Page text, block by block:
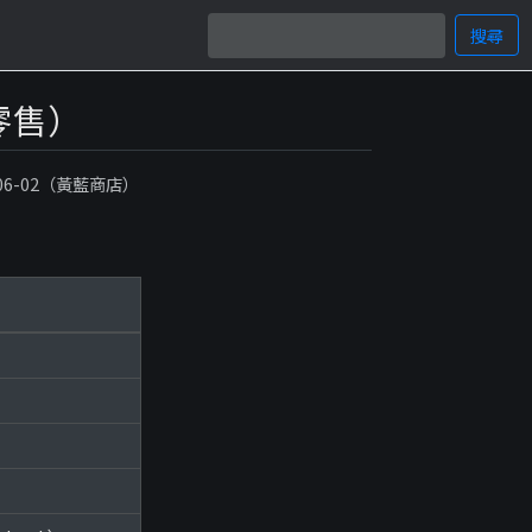
搜尋
）
02（黃藍商店）